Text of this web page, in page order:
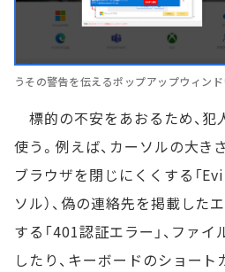
うその警告を伝えるポップアップウィンド
標的の不安をあおるため、犯
使う。例えば、カーソルの大き
ブラウザを閉じにくくする「
ソル）、偽の連絡先を掲載した
する「401認証エラー」、ファ
したり、キーボードのショー